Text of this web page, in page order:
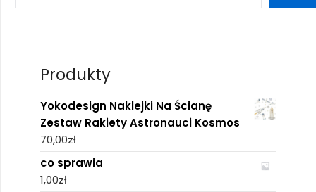
Produkty
Yokodesign Naklejki Na Ścianę
Zestaw Rakiety Astronauci Kosmos
70,00zł
co sprawia
1,00zł